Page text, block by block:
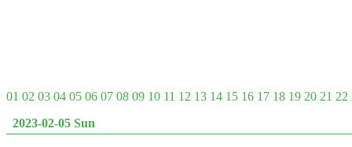
01 02 03 04 05 06 07 08 09 10 11 12 13 14 15 16 17 18 19 20 21 22
2023-02-05 Sun